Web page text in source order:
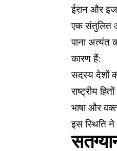
ईरान और
एक संतुलित
पाना अत्यंत
कारण हैं:
सदस्य देशों
राष्ट्रीय
भाषा और
इस स्थिति